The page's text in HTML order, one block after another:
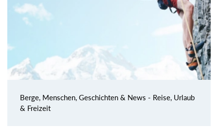
Berge, Menschen, Geschichten & News - Reise, Urlaub
& Freizeit